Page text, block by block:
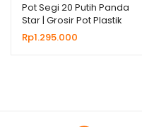
Pot Segi 20 Putih Panda
Star | Grosir Pot Plastik
Untuk Bunga Tanaman
Hias
Rp1.295.000